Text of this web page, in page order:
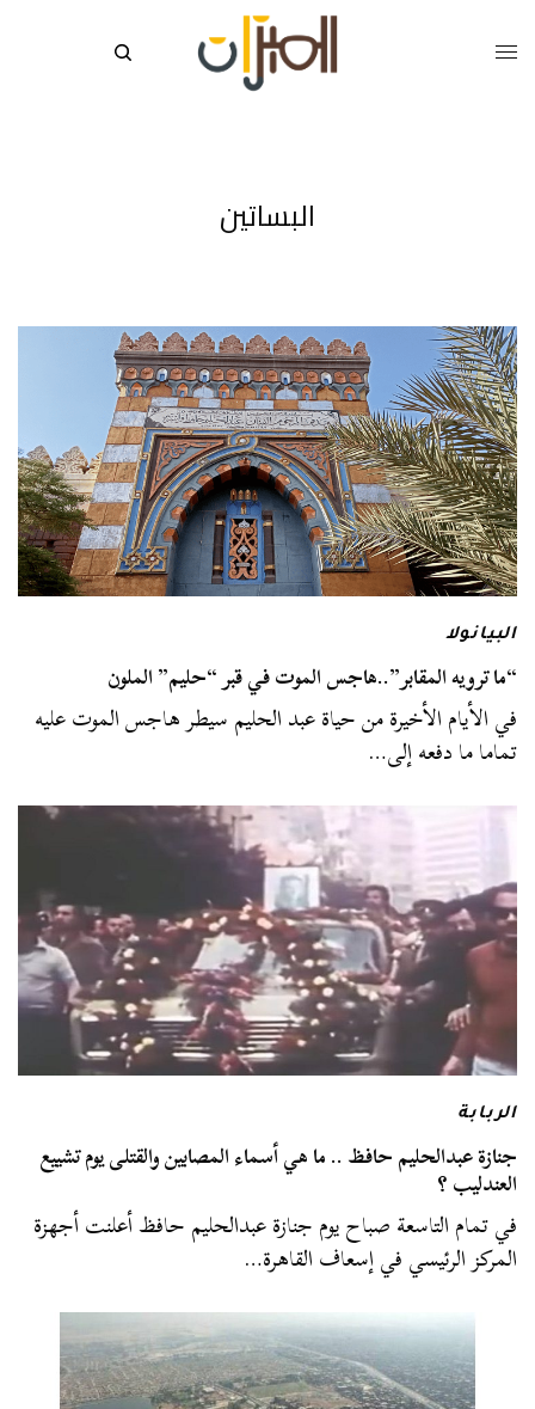
البساتين
البيانولا
“ما ترويه المقابر”..هاجس الموت في قبر “حليم” الملون
في الأيام الأخيرة من حياة عبد الحليم سيطر هاجس الموت عليه
تماما ما دفعه إلى…
الربابة
جنازة عبدالحليم حافظ .. ما هي أسماء المصابين والقتلى يوم تشييع
العندليب ؟
في تمام التاسعة صباح يوم جنازة عبدالحليم حافظ أعلنت أجهزة
المركز الرئيسي في إسعاف القاهرة…